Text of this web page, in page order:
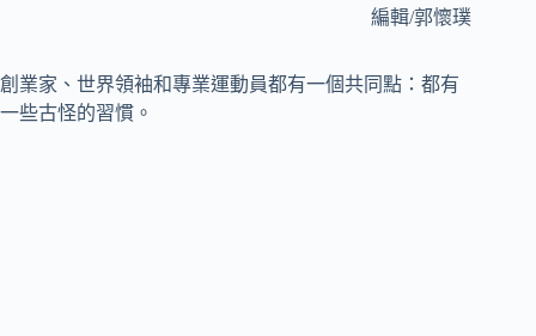
編輯/郭懷璞
創業家、世界領袖和專業運動員都有一個共同點：都有
一些古怪的習慣。